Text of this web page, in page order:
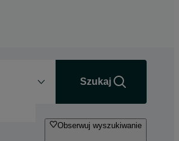
Szukaj
Obserwuj wyszukiwanie